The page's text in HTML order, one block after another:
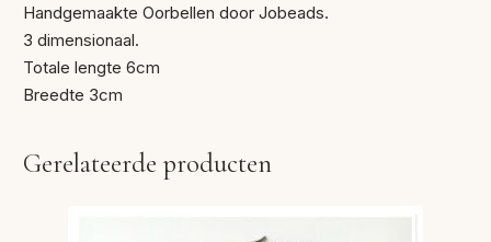
Handgemaakte Oorbellen door Jobeads.
3 dimensionaal.
Totale lengte 6cm
Breedte 3cm
Gerelateerde producten